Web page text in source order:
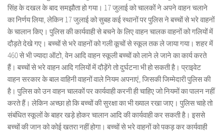
सिंह के दखल के बाद समझौता हो गया। 17 जुलाई को चालकों ने अपने वाहन चलाने
का निर्णय लिया, लेकिन 17 जुलाई को सुबह कई स्थानों पर पुलिस ने बच्चों से भरे वाहनों
के चालान किए। पुलिस की कार्यवाही से बचने के लिए वाहन चालक वाहनों को गलियों में
दौड़ते देखे गए। बच्चों से भरे वाहनों को गली कूचों से स्कूल तक ले जाया गया। शहर में
460 से भी ज्यादा ऑटो, वेन आदि वाहन स्कूली बच्चों को लाने ले जाने का कार्य करते
हैं। बच्चों से भरे वाहन आदि गलियों में दौड़ेंगे तो दुर्घटना भी हो सकती है। प्राइवेट
वाहन सरकार के बाल वाहिनी वाहनों वाले नियम अपनाएं, जिसकी जिम्मेदारी पुलिस की
है। पुलिस को उन वाहन चालकों पर कार्यवाही करनी ही चाहिए जो नियमों का पालन नहीं
करते हैं। लेकिन अच्छा हो कि बच्चों की सुरक्षा का भी ख्याल रखा जाए। पुलिस चाहे तो
संबंधित स्कूलों के बाहर खड़े होकर चालान आदि की कार्यवाही कर सकती है। इससे
बच्चों की जान को कोई खतरा नहीं होगा। बच्चों से भरे वाहनों को पकड़ कर कार्यवाही